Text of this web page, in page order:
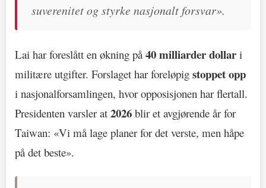
suverenitet og styrke nasjonalt forsvar».
Lai har foreslått en økning på40 milliarder dollar i
militære utgifter. Forslaget har foreløpig stoppet opp
i nasjonalforsamlingen, hvor opposisjonen har flertall.
Presidenten varsler at 2026 blir et avgjørende år for
Taiwan: «Vi må lage planer for det verste, men håpe
på det beste».